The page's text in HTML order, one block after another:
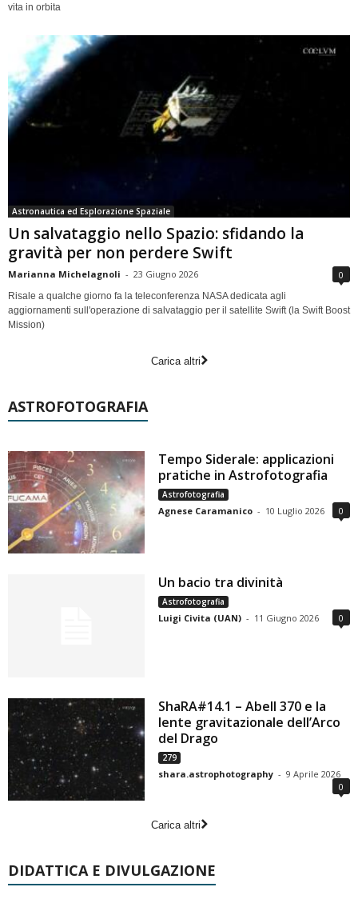
vita in orbita
Astronautica ed Esplorazione Spaziale
Un salvataggio nello Spazio: sfidando la
gravità per non perdere Swift
Marianna Michelagnoli - 23 Giugno 2026 0
Risale a qualche giorno fa la teleconferenza NASA dedicata agli
aggiornamenti sull'operazione di salvataggio per il satellite Swift (la Swift Boost
Mission)
Carica altri
ASTROFOTOGRAFIA
Tempo Siderale: applicazioni
pratiche in Astrofotografia
Astrofotografia
Agnese Caramanico - 10 Luglio 2026 0
Un bacio tra divinità
Astrofotografia
Luigi Civita (UAN) - 11 Giugno 2026 0
ShaRA#14.1 – Abell 370 e la
lente gravitazionale dell’Arco
del Drago
279
shara.astrophotography - 9 Aprile 2026
0
Carica altri
DIDATTICA E DIVULGAZIONE